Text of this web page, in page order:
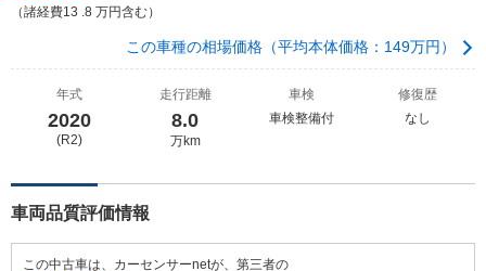
（諸経費13 .8 万円含む）
この車種の相場価格（平均本体価格：149万円）
年式
2020
(R2)
走行距離
8.0
万km
車検
車検整備付
修復歴
なし
車両品質評価情報
この中古車は、カーセンサーnetが、第三者の